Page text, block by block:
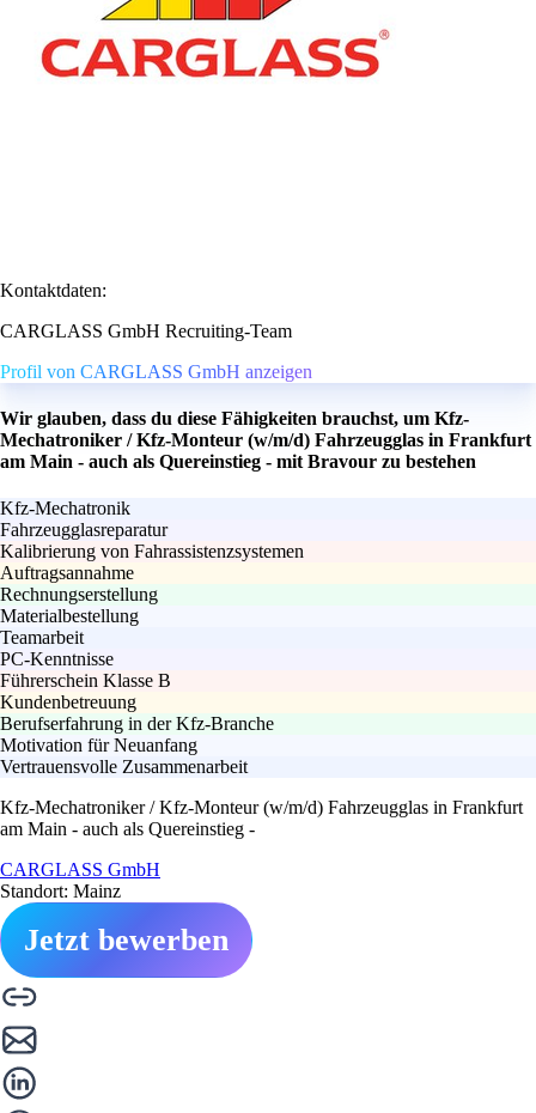
Kontaktdaten:
CARGLASS GmbH Recruiting-Team
Profil von CARGLASS GmbH anzeigen
Wir glauben, dass du diese Fähigkeiten brauchst, um Kfz-
Mechatroniker / Kfz-Monteur (w/m/d) Fahrzeugglas in Frankfurt
am Main - auch als Quereinstieg - mit Bravour zu bestehen
Kfz-Mechatronik
Fahrzeugglasreparatur
Kalibrierung von Fahrassistenzsystemen
Auftragsannahme
Rechnungserstellung
Materialbestellung
Teamarbeit
PC-Kenntnisse
Führerschein Klasse B
Kundenbetreuung
Berufserfahrung in der Kfz-Branche
Motivation für Neuanfang
Vertrauensvolle Zusammenarbeit
Kfz-Mechatroniker / Kfz-Monteur (w/m/d) Fahrzeugglas in Frankfurt
am Main - auch als Quereinstieg -
CARGLASS GmbH
Standort: Mainz
Jetzt bewerben